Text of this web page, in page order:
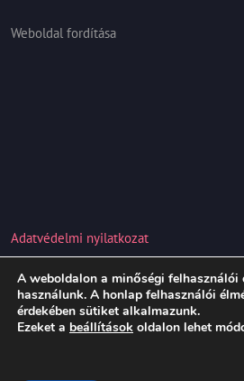
Weboldal fordítása
Adatvédelmi nyilatkozat
Hair Salon WordPress Theme
Scroll
A weboldalon a minőségi felhasználói
használunk. A honlap felhasználói
érdekében sütiket alkalmazunk.
Ezeket a beállítások oldalon lehet